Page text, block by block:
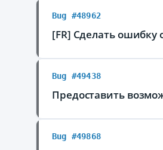
Bug #48962
[FR] Сделать
Bug #49438
Предоставить
Bug #49868